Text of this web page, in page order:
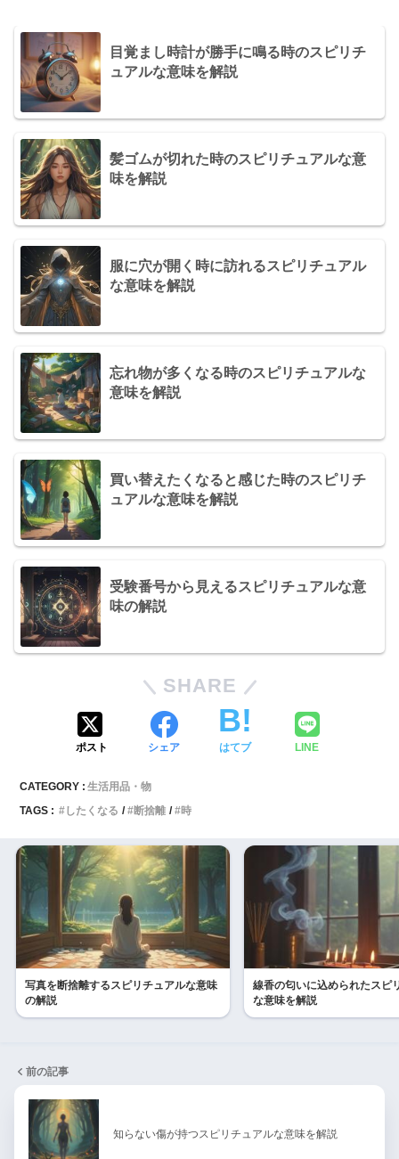
目覚まし時計が勝手に鳴る時のスピリチ
ュアルな意味を解説
髪ゴムが切れた時のスピリチュアルな意
味を解説
服に穴が開く時に訪れるスピリチュアル
な意味を解説
忘れ物が多くなる時のスピリチュアルな
意味を解説
買い替えたくなると感じた時のスピリチ
ュアルな意味を解説
受験番号から見えるスピリチュアルな意
味の解説
SHARE
ポスト シェア はてブ LINE
CATEGORY : 生活用品・物
TAGS :
したくなる 断捨離 時
写真を断捨離するスピリチュアルな意味
の解説
線香の匂いに込められたスピ
な意味を解説
前の記事
知らない傷が持つスピリチュアルな意味を解説